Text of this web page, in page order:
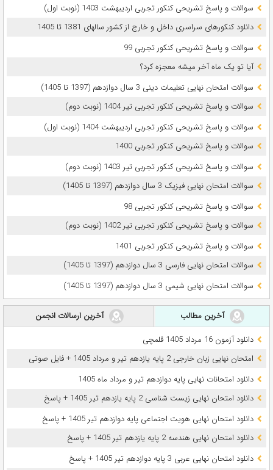
سوالات و پاسخ تشریحی کنکور تجربی اردیبهشت 1403 (نوبت اول)
دانلود کنکورهای سراسری داخل و خارج از کشور سالهای 1381 تا 1405
سوالات و پاسخ تشریحی کنکور تجربی 99
آیا تو یک ماه آخر میشه معجزه کرد؟
سوالات امتحان نهایی تعلیمات دینی 3 سال دوازدهم (1397 تا 1405)
سوالات و پاسخ تشریحی کنکور تجربی تیر 1404 (نوبت دوم)
سوالات و پاسخ تشریحی کنکور تجربی اردیبهشت 1404 (نوبت اول)
سوالات و پاسخ تشریحی کنکور تجربی 1400
سوالات و پاسخ تشریحی کنکور تجربی تیر 1403 (نوبت دوم)
سوالات امتحان نهایی فیزیک 3 سال دوازدهم (1397 تا 1405)
سوالات و پاسخ تشریحی کنکور تجربی 98
سوالات و پاسخ تشریحی کنکور تجربی تیر 1402 (نوبت دوم)
سوالات و پاسخ تشریحی کنکور تجربی 1401
سوالات امتحان نهایی فارسی 3 سال دوازدهم (1397 تا 1405)
سوالات امتحان نهایی شیمی 3 سال دوازدهم (1397 تا 1405)
آخرین مطالب
آخرین ارسالات انجمن
دانلود آزمون 16 مرداد 1405 قلمچی
امتحان نهایی زبان خارجی 2 پایه یازدهم تیر و مرداد 1405 + فایل صوتی
دانلود امتحانات نهایی پایه دوازدهم تیر و مرداد ماه 1405
دانلود امتحان نهایی زیست شناسی 2 پایه یازدهم تیر 1405 + پاسخ
دانلود امتحان نهایی هویت اجتماعی پایه دوازدهم تیر 1405 + پاسخ
دانلود امتحان نهایی هندسه 2 پایه یازدهم تیر 1405 + پاسخ
دانلود امتحان نهایی عربی 3 پایه دوازدهم تیر 1405 + پاسخ